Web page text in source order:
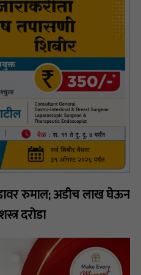
रुमाल; अडीच लाख घेऊन
दरोडा